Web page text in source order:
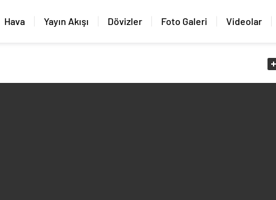
Hava Yayın Akışı Dövizler Foto Galeri Videolar